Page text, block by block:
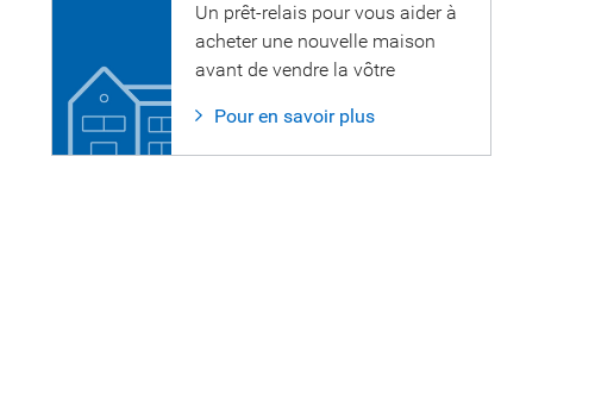
Un prêt-relais pour vous aider à
acheter une nouvelle maison
avant de vendre la vôtre
Pour en savoir plus